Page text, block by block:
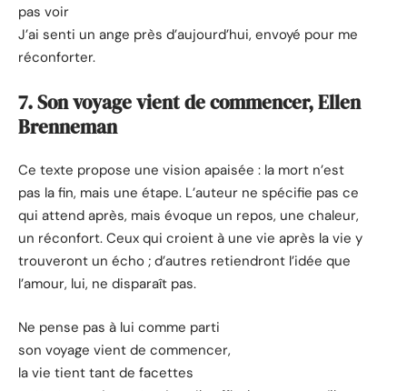
pas voir
J’ai senti un ange près d’aujourd’hui, envoyé pour me
réconforter.
7. Son voyage vient de commencer, Ellen
Brenneman
Ce texte propose une vision apaisée : la mort n’est
pas la fin, mais une étape. L’auteur ne spécifie pas ce
qui attend après, mais évoque un repos, une chaleur,
un réconfort. Ceux qui croient à une vie après la vie y
trouveront un écho ; d’autres retiendront l’idée que
l’amour, lui, ne disparaît pas.
Ne pense pas à lui comme parti
son voyage vient de commencer,
la vie tient tant de facettes